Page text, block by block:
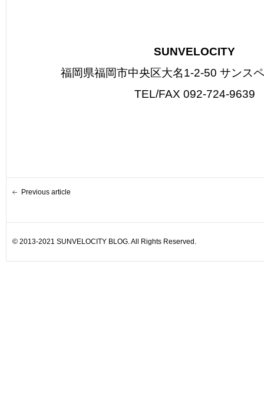
SUNVELOCITY
福岡県福岡市中央区大名1-2-50 サンス
TEL/FAX 092-724-9639
Previous article
© 2013-2021 SUNVELOCITY BLOG. All Rights Reserved.